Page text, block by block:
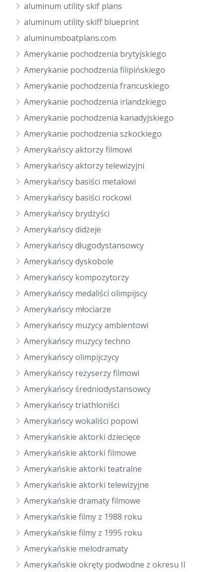
aluminum utility skif plans
aluminum utility skiff blueprint
aluminumboatplans.com
Amerykanie pochodzenia brytyjskiego
Amerykanie pochodzenia filipińskiego
Amerykanie pochodzenia francuskiego
Amerykanie pochodzenia irlandzkiego
Amerykanie pochodzenia kanadyjskiego
Amerykanie pochodzenia szkockiego
Amerykańscy aktorzy filmowi
Amerykańscy aktorzy telewizyjni
Amerykańscy basiści metalowi
Amerykańscy basiści rockowi
Amerykańscy brydżyści
Amerykańscy didżeje
Amerykańscy długodystansowcy
Amerykańscy dyskobole
Amerykańscy kompozytorzy
Amerykańscy medaliści olimpijscy
Amerykańscy młociarze
Amerykańscy muzycy ambientowi
Amerykańscy muzycy techno
Amerykańscy olimpijczycy
Amerykańscy reżyserzy filmowi
Amerykańscy średniodystansowcy
Amerykańscy triathloniści
Amerykańscy wokaliści popowi
Amerykańskie aktorki dziecięce
Amerykańskie aktorki filmowe
Amerykańskie aktorki teatralne
Amerykańskie aktorki telewizyjne
Amerykańskie dramaty filmowe
Amerykańskie filmy z 1988 roku
Amerykańskie filmy z 1995 roku
Amerykańskie melodramaty
Amerykańskie okręty podwodne z okresu II